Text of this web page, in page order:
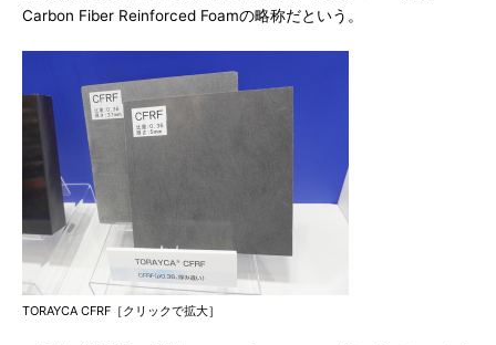
Carbon Fiber Reinforced Foamの略称だという。
TORAYCA CFRF［クリックで拡大］